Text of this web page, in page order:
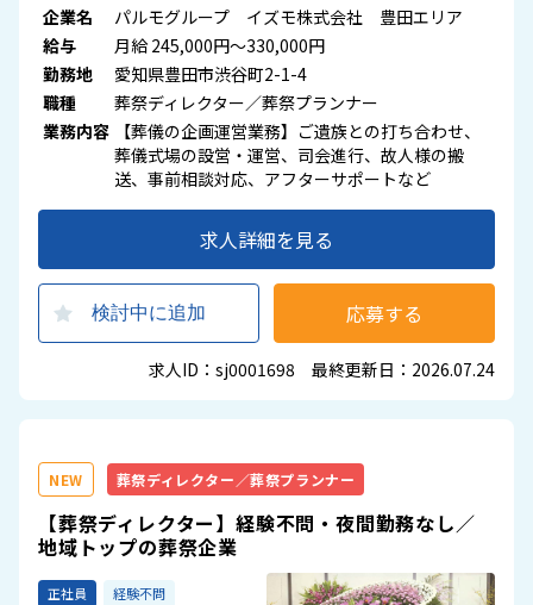
企業名
パルモグループ イズモ株式会社 豊田エリア
給与
月給 245,000円～330,000円
勤務地
愛知県豊田市渋谷町2-1-4
職種
葬祭ディレクター／葬祭プランナー
業務内容
【葬儀の企画運営業務】ご遺族との打ち合わせ、
葬儀式場の設営・運営、司会進行、故人様の搬
送、事前相談対応、アフターサポートなど
求人詳細を見る
検討中に追加 応募する
求人ID：sj0001698 最終更新日：2026.07.24
NEW 葬祭ディレクター／葬祭プランナー
【葬祭ディレクター】経験不問・夜間勤務なし／
地域トップの葬祭企業
正社員
経験不問